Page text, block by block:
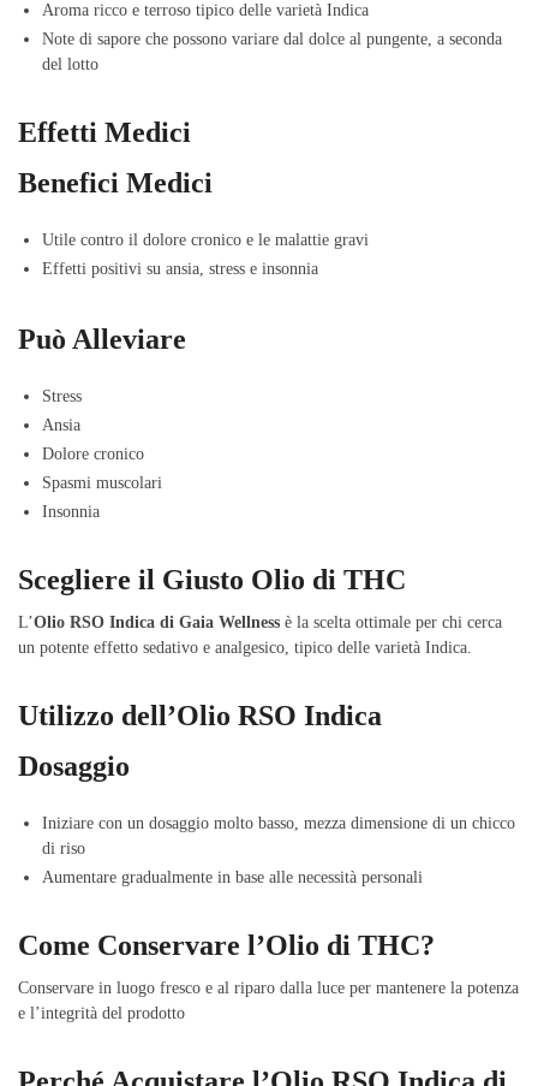
Aroma ricco e terroso tipico delle varietà Indica
Note di sapore che possono variare dal dolce al pungente, a seconda
del lotto
Effetti Medici
Benefici Medici
Utile contro il dolore cronico e le malattie gravi
Effetti positivi su ansia, stress e insonnia
Può Alleviare
Stress
Ansia
Dolore cronico
Spasmi muscolari
Insonnia
Scegliere il Giusto Olio di THC
L’Olio RSO Indica di Gaia Wellness è la scelta ottimale per chi cerca
un potente effetto sedativo e analgesico, tipico delle varietà Indica.
Utilizzo dell’Olio RSO Indica
Dosaggio
Iniziare con un dosaggio molto basso, mezza dimensione di un chicco
di riso
Aumentare gradualmente in base alle necessità personali
Come Conservare l’Olio di THC?
Conservare in luogo fresco e al riparo dalla luce per mantenere la potenza
e l’integrità del prodotto